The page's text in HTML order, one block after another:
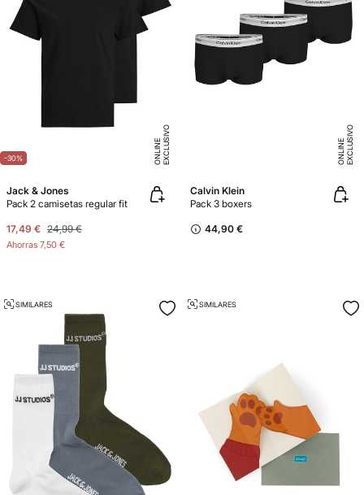
-30% E
X
C
L
U
SI
V
O
O
N
LI
N
E
Jack & Jones
Pack 2 camisetas regular fit
17,49 € 24,99 €
Ahorras 7,50 €
E
X
C
L
U
SI
V
O
O
N
LI
N
E
Calvin Klein
Pack 3 boxers
44,90 €
SIMILARES SIMILARES